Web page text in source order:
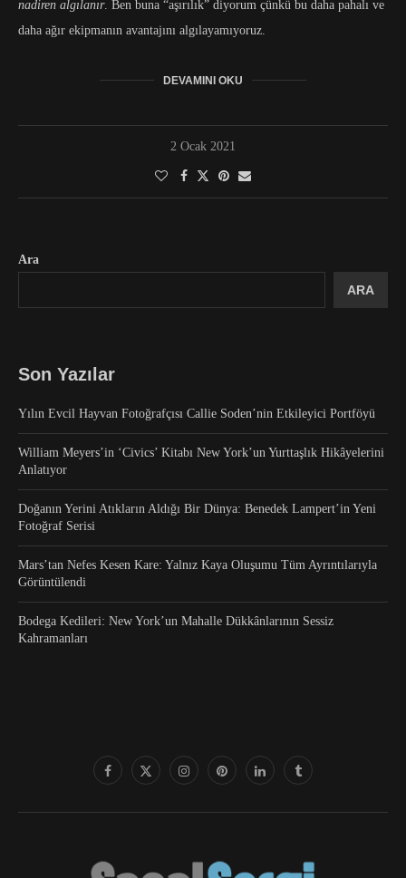
nadiren algılanır. Ben buna “aşırılık” diyorum çünkü bu daha pahalı ve
daha ağır ekipmanın avantajını algılayamıyoruz.
DEVAMINI OKU
2 Ocak 2021
Ara
ARA
Son Yazılar
Yılın Evcil Hayvan Fotoğrafçısı Callie Soden’nin Etkileyici Portföyü
William Meyers’in ‘Civics’ Kitabı New York’un Yurttaşlık Hikâyelerini
Anlatıyor
Doğanın Yerini Atıkların Aldığı Bir Dünya: Benedek Lampert’in Yeni
Fotoğraf Serisi
Mars’tan Nefes Kesen Kare: Yalnız Kaya Oluşumu Tüm Ayrıntılarıyla
Görüntülendi
Bodega Kedileri: New York’un Mahalle Dükkânlarının Sessiz
Kahramanları